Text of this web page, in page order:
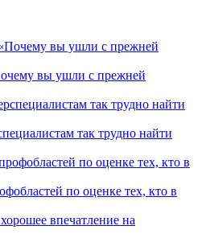
вы ушли с прежней
так трудно найти
по оценке тех, кто в